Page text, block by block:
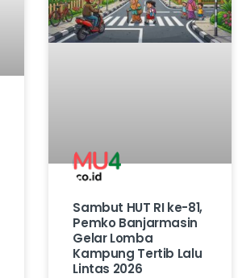
Sambut HUT RI ke-81,
Pemko Banjarmasin
Gelar Lomba
Kampung Tertib Lalu
Lintas 2026